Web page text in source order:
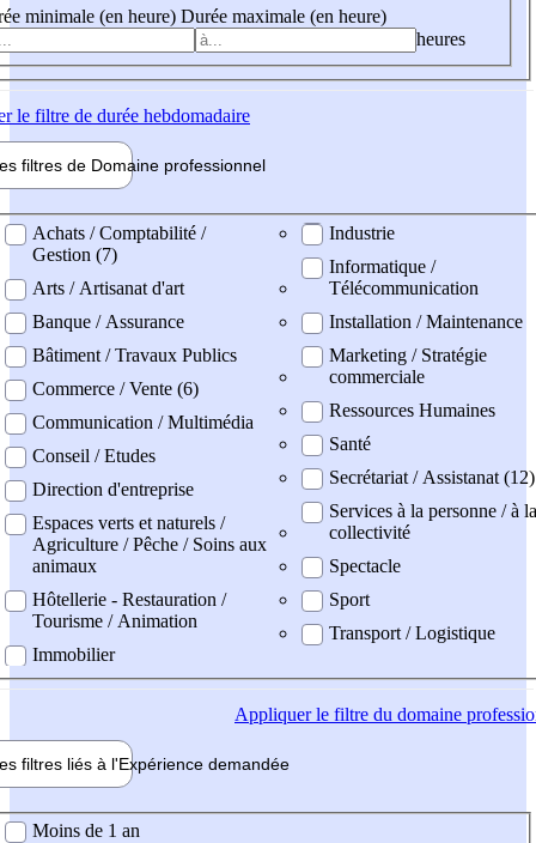
minimale (en heure) Durée maximale (en heure)
heures
le filtre de durée hebdomadaire
filtres de Domaine professionnel
professionel
Achats / Comptabilité /
Gestion (7)
Arts / Artisanat d'art
Banque / Assurance
Bâtiment / Travaux Publics
Commerce / Vente (6)
Communication / Multimédia
Conseil / Etudes
Direction d'entreprise
Espaces verts et naturels /
Agriculture / Pêche / Soins aux
animaux
Hôtellerie - Restauration /
Tourisme / Animation
Immobilier
Industrie
Informatique /
Télécommunication
Installation / Maintenance
Marketing / Stratégie
commerciale
Ressources Humaines
Santé
Secrétariat / Assistanat (12)
Services à la personne / à la
collectivité
Spectacle
Sport
Transport / Logistique
Appliquerle filtre du domaine
filtres liés à l'Expérience demandée
demandée
Moins de 1 an